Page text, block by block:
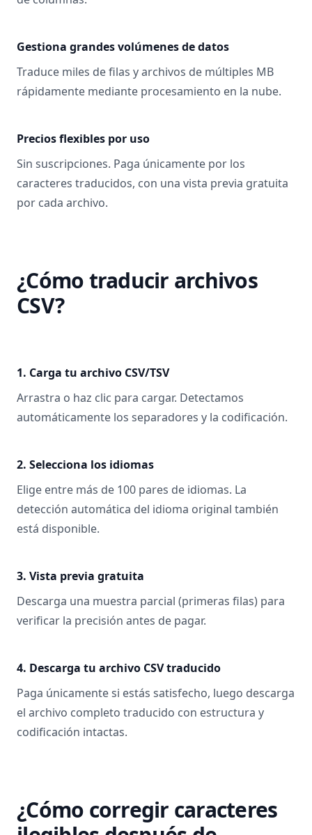
Gestiona grandes volúmenes de datos
Traduce miles de filas y archivos de múltiples MB
rápidamente mediante procesamiento en la nube.
Precios flexibles por uso
Sin suscripciones. Paga únicamente por los
caracteres traducidos, con una vista previa gratuita
por cada archivo.
¿Cómo traducir archivos
CSV?
1. Carga tu archivo CSV/TSV
Arrastra o haz clic para cargar. Detectamos
automáticamente los separadores y la codificación.
2. Selecciona los idiomas
Elige entre más de 100 pares de idiomas. La
detección automática del idioma original también
está disponible.
3. Vista previa gratuita
Descarga una muestra parcial (primeras filas) para
verificar la precisión antes de pagar.
4. Descarga tu archivo CSV traducido
Paga únicamente si estás satisfecho, luego descarga
el archivo completo traducido con estructura y
codificación intactas.
¿Cómo corregir caracteres